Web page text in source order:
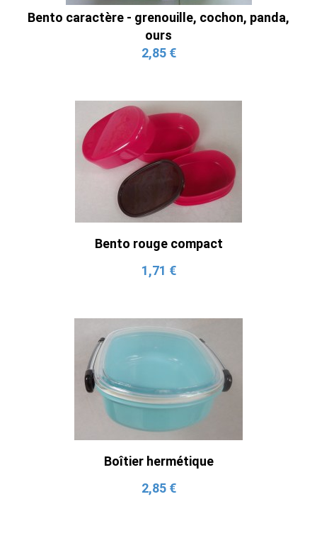
Bento caractère - grenouille, cochon, panda,
ours
2,85 €
Bento rouge compact
1,71 €
Boîtier hermétique
2,85 €